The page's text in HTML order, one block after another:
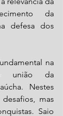
da
defesa dos
na
união da
Nestes
mas
Saio